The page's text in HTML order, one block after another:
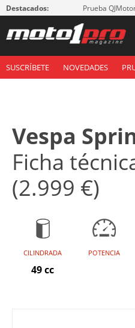
Destacados: Prueba
SUSCRÍBETE NOVEDADES
Vespa
Ficha
(2.999 €)
CILINDRADA
49 cc
POTENCIA